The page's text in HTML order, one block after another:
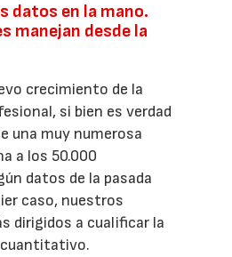
datos en la mano.
manejan desde la
crecimiento de la
si bien es verdad
una muy numerosa
a los 50.000
datos de la pasada
caso, nuestros
dirigidos a cualificar la